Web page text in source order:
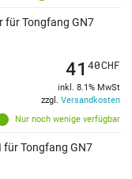
für Tongfang GN7
Nur noch wenige verfügbar
41 40CHF
inkl. 8.1% MwSt
zzgl. Versandkosten
für Tongfang GN7